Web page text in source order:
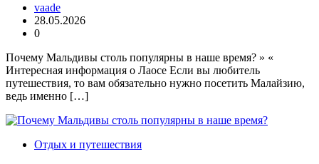
vaade
28.05.2026
0
Почему Мальдивы столь популярны в наше время? » «
Интересная информация о Лаосе Если вы любитель
путешествия, то вам обязательно нужно посетить Малайзию,
ведь именно […]
Отдых и путешествия